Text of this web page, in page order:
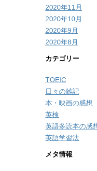
2020年11月
2020年10月
2020年9月
2020年8月
カテゴリー
TOEIC
日々の雑記
本・映画の感想
英検
英語多読本の感
英語学習法
メタ情報